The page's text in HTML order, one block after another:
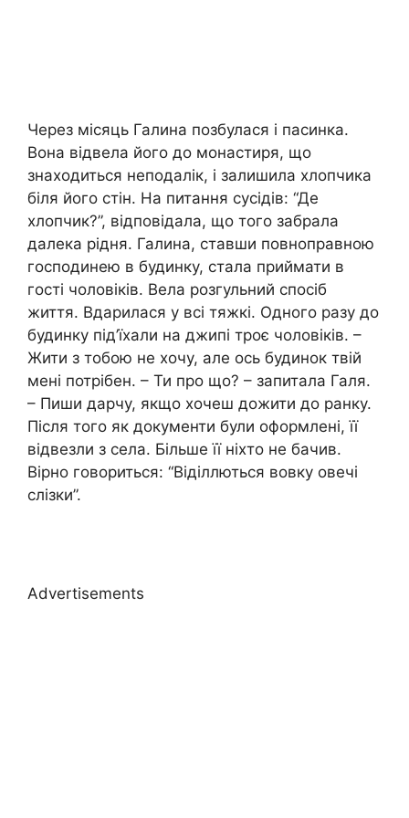
Через місяць Галина позбулася і пасинка.
Вона відвела його до монастиря, що
знаходиться неподалік, і залишила хлопчика
біля його стін. На питання сусідів: “Де
хлопчик?”, відповідала, що того забрала
далека рідня. Галина, ставши повноправною
господинею в будинку, стала приймати в
гості чоловіків. Вела розгульний спосіб
життя. Вдарилася у всі тяжкі. Одного разу до
будинку під’їхали на джипі троє чоловіків. –
Жити з тобою не хочу, але ось будинок твій
мені потрібен. – Ти про що? – запитала Галя.
– Пиши дарчу, якщо хочеш дожити до ранку.
Після того як документи були оформлені, її
відвезли з села. Більше її ніхто не бачив.
Вірно говориться: “Віділлються вовку овечі
слізки”.
Advertisements